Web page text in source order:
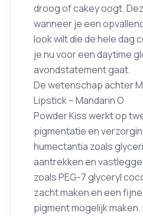
droog of cakey oogt.
wanneer je een
look wilt die de hele dag
je nu voor een daytime
avondstatement gaat.
De wetenschap achter
Lipstick – Mandarin O
Powder Kiss werkt op
pigmentatie en
humectantia zoals
aantrekken en
zoals PEG-7 glyceryl
zacht maken en een
pigment mogelijk